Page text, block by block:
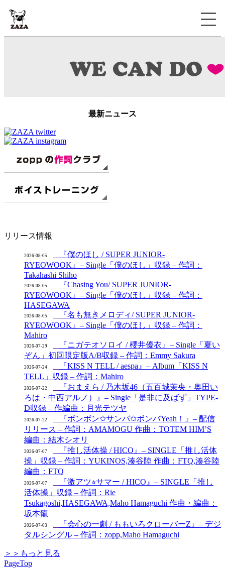
最新ニュース
リリース情報
2026-08-05
『僕のほし / SUPER JUNIOR-
RYEOWOOK』– Single「僕のほし」収録 – 作詞：
Takahashi Shiho
2026-08-05
『Chasing You/ SUPER JUNIOR-
RYEOWOOK』– Single「僕のほし」収録 – 作詞：
HASEGAWA
2026-08-05
『名も無きメロディ/ SUPER JUNIOR-
RYEOWOOK』– Single「僕のほし」収録 – 作詞：
Mahiro
2026-07-29
『ニガテオソロイ / 櫻井優衣』– Single「夏い
ぞん」初回限定版A/B収録 – 作詞：Emmy Sakura
2026-07-24
『KISS N TELL / aespa』– Album「KISS N
TELL」収録 – 作詞：Mahiro
2026-07-22
『おまえら / 乃木坂46（五百城茉央・奥田い
ろは・中西アルノ）』– Single「是非に及ばず」TYPE-
D収録 – 作編曲：月光テツヤ
2026-07-22
『ボンボン✩サンバ✩ボンバYeah！』– 配信
リリース – 作詞：AMAMOGU 作曲：TOTEM HIM’S
編曲：結木シオリ
2026-07-07
『推し活体操 / HICO』– SINGLE「推し活体
操」収録 – 作詞：YUKINOS,湊谷陸 作曲：FTQ,湊谷陸
編曲：FTQ
2026-07-07
『激アツ⭐︎サマー / HICO』– SINGLE「推し
活体操」収録 – 作詞：Rie
Tsukagoshi,HASEGAWA,Maho Hamaguchi 作曲・編曲：
坂本龍
2026-07-03
『会心の一劇 / ももいろクローバーZ』– デジ
タルシングル – 作詞：zopp,Maho Hamaguchi
＞＞もっと見る
PageTop